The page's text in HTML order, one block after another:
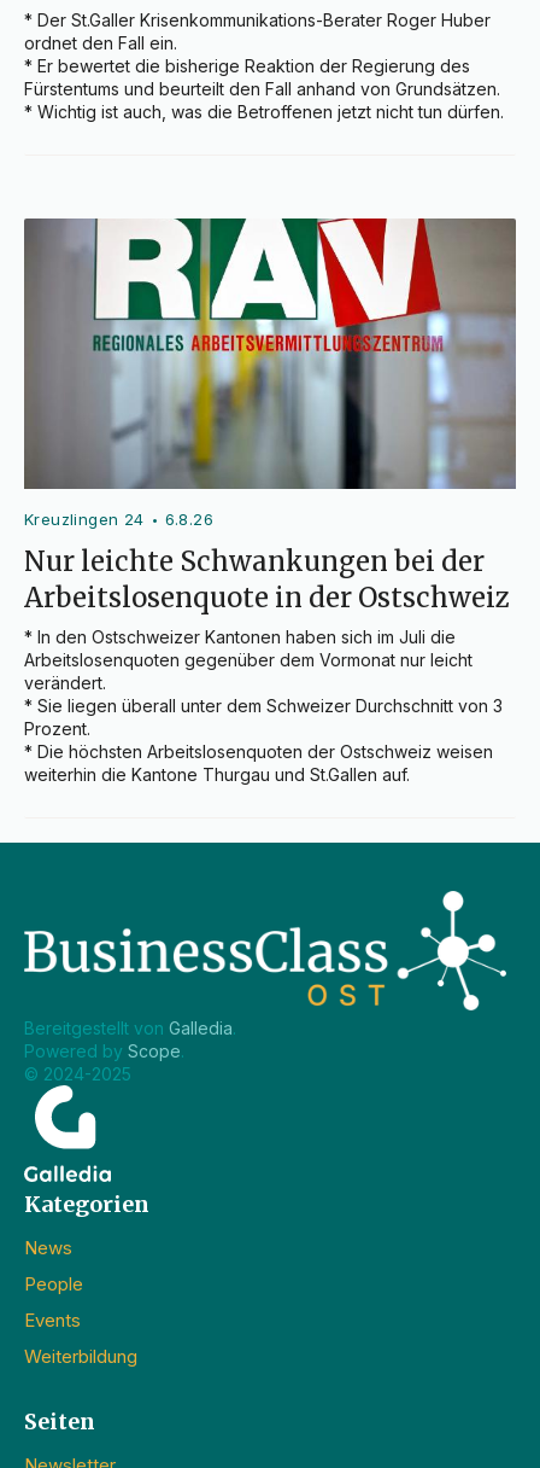
* Der St.Galler Krisenkommunikations-Berater Roger Huber
ordnet den Fall ein.
* Er bewertet die bisherige Reaktion der Regierung des
Fürstentums und beurteilt den Fall anhand von Grundsätzen.
* Wichtig ist auch, was die Betroffenen jetzt nicht tun dürfen.
Kreuzlingen 24 • 6.8.26
Nur leichte Schwankungen bei der
Arbeitslosenquote in der Ostschweiz
* In den Ostschweizer Kantonen haben sich im Juli die
Arbeitslosenquoten gegenüber dem Vormonat nur leicht
verändert.
* Sie liegen überall unter dem Schweizer Durchschnitt von 3
Prozent.
* Die höchsten Arbeitslosenquoten der Ostschweiz weisen
weiterhin die Kantone Thurgau und St.Gallen auf.
Bereitgestellt von Galledia.
Powered by Scope.
© 2024-2025
Kategorien
News
People
Events
Weiterbildung
Seiten